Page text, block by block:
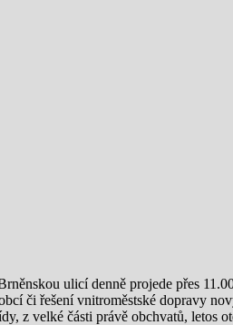
ulicí denně projede přes
či řešení vnitroměstské dopravy
z velké části právě obchvatů, letos